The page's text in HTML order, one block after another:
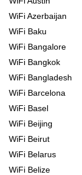
WiFi Azerbaijan
WiFi Baku
WiFi Bangalore
WiFi Bangkok
WiFi Bangladesh
WiFi Barcelona
WiFi Basel
WiFi Beijing
WiFi Beirut
WiFi Belarus
WiFi Belize